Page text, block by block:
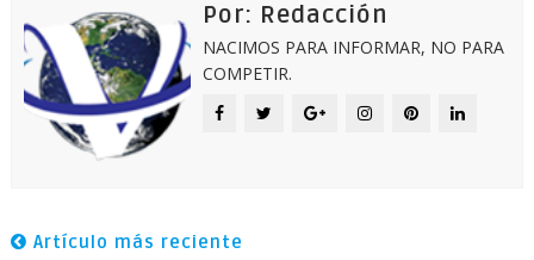
Por: Redacción
NACIMOS PARA INFORMAR, NO PARA
COMPETIR.
Artículo más reciente